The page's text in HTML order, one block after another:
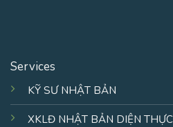
Services
KỸ SƯ NHẬT BẢN
XKLĐ NHẬT BẢN DIỆN